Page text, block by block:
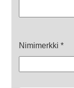
Nimimerkki *